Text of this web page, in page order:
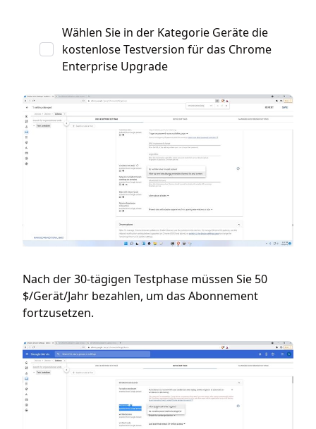
Wählen Sie in der Kategorie Geräte die
kostenlose Testversion für das Chrome
Enterprise Upgrade
Nach der 30-tägigen Testphase müssen Sie 50
$/Gerät/Jahr bezahlen, um das Abonnement
fortzusetzen.